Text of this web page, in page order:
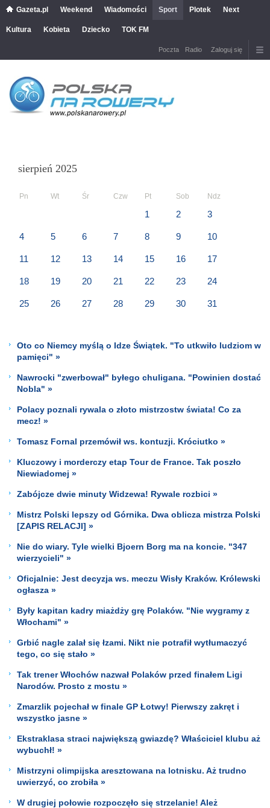
Gazeta.pl Weekend Wiadomości Sport Plotek Next
Kultura Kobieta Dziecko TOK FM
Poczta Radio Zaloguj się
sierpień 2025
Pn Wt Śr Czw Pt Sob Ndz
1 2 3
4 5 6 7 8 9 10
11 12 13 14 15 16 17
18 19 20 21 22 23 24
25 26 27 28 29 30 31
Oto co Niemcy myślą o Idze Świątek. "To utkwiło ludziom w
pamięci" »
Nawrocki "zwerbował" byłego chuligana. "Powinien dostać
Nobla" »
Polacy poznali rywala o złoto mistrzostw świata! Co za
mecz! »
Tomasz Fornal przemówił ws. kontuzji. Króciutko »
Kluczowy i morderczy etap Tour de France. Tak poszło
Niewiadomej »
Zabójcze dwie minuty Widzewa! Rywale rozbici »
Mistrz Polski lepszy od Górnika. Dwa oblicza mistrza Polski
[ZAPIS RELACJI] »
Nie do wiary. Tyle wielki Bjoern Borg ma na koncie. "347
wierzycieli" »
Oficjalnie: Jest decyzja ws. meczu Wisły Kraków. Królewski
ogłasza »
Były kapitan kadry miażdży grę Polaków. "Nie wygramy z
Włochami" »
Grbić nagle zalał się łzami. Nikt nie potrafił wytłumaczyć
tego, co się stało »
Tak trener Włochów nazwał Polaków przed finałem Ligi
Narodów. Prosto z mostu »
Zmarzlik pojechał w finale GP Łotwy! Pierwszy zakręt i
wszystko jasne »
Ekstraklasa straci największą gwiazdę? Właściciel klubu aż
wybuchł! »
Mistrzyni olimpijska aresztowana na lotnisku. Aż trudno
uwierzyć, co zrobiła »
W drugiej połowie rozpoczęło się strzelanie! Ależ